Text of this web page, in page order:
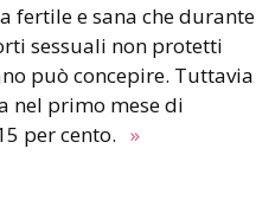
sessuali non protetti
può concepire. Tuttavia
nel primo mese di
per cento. »